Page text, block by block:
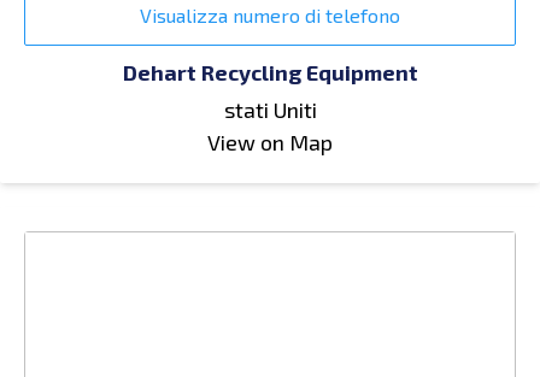
Visualizza numero di telefono
Dehart Recycling Equipment
stati Uniti
View on Map